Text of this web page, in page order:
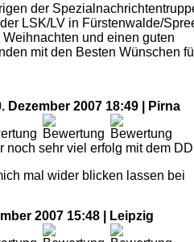
der
LSK/LV in Fürstenwalde/
und einen guten
mit den Besten Wünschen
Dezember 2007 18:49 | Pirna
noch sehr viel erfolg mit dem
mal wider blicken lassen bei
2007 15:48 | Leipzig